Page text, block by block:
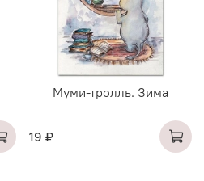
Муми-тролль. Зима
19 ₽